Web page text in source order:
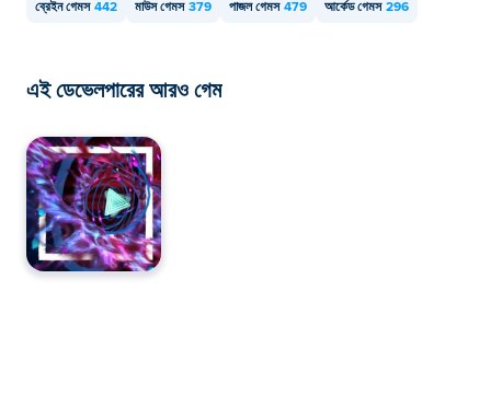
ব্রেইন গেমস 442 মাউস গেমস 379 পাজল গেমস 479 আর্কেড গেমস 296
এই ডেভেলপারের আরও গেম